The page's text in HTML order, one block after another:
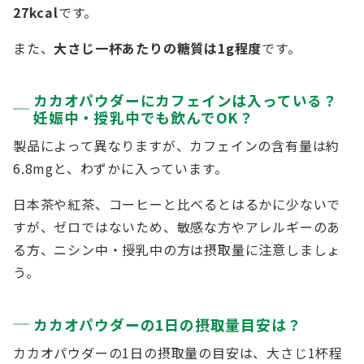
27kcalです。
また、 大さじ一杯あたりの糖質は1g程度です。
カカオパウダーにカフェインは入っている？
妊娠中・授乳中でも飲んでOK？
製品によって異なりますが、カフェインの含有量は約
6.8mgと、わずかに入っています。
日本茶や紅茶、コーヒーと比べるとはるかに少ないで
すが、ゼロではないため、敏感な方やアレルギーのあ
る方、ニシン中・授乳中の方は摂取量に注意しましょ
う。
カカオパウダーの1日の摂取量目安は？
カカオパウダーの1日の摂取量の目安は、大さじ1杯程